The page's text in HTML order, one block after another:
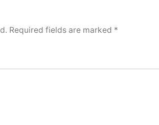
Required fields are marked *